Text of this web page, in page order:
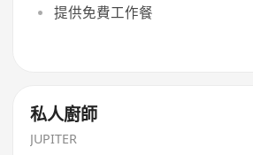
提供免費工作餐
私人廚師
JUPITER